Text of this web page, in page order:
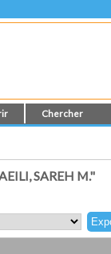
Chercher
SAREH M."